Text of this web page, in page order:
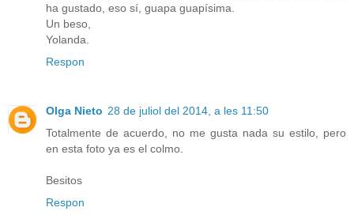
ha gustado, eso sí, guapa guapísima.
Un beso,
Yolanda.
Respon
Olga Nieto 28 de juliol del 2014, a les 11:50
Totalmente de acuerdo, no me gusta nada su estilo, pero
en esta foto ya es el colmo.
Besitos
Respon